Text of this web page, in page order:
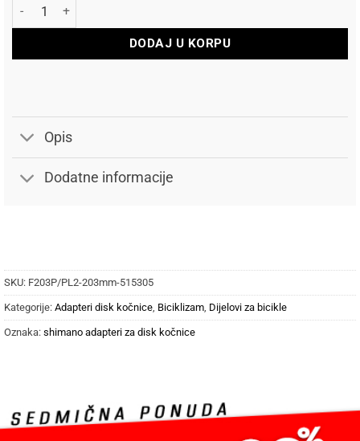
Shimano vijci za adapter za disk kočnice F203P/PL2 količina
DODAJ U KORPU
Opis
Dodatne informacije
SKU: F203P/PL2-203mm-515305
Kategorije: Adapteri disk kočnice, Biciklizam, Dijelovi za bicikle
Oznaka: shimano adapteri za disk kočnice